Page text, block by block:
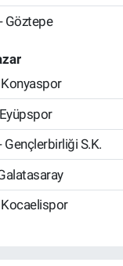
Göztepe
S.K.